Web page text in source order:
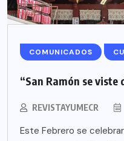
COMUNICADOS
“San Ramón se
REVISTAYUMECR
Este Febrero se